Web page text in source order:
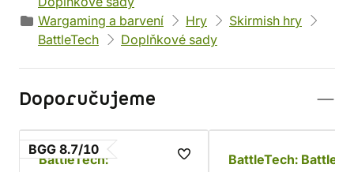
Wargaming a barvení
Hry
Skirmish hry
BattleTech
Doplňkové sady
Doporučujeme
BGG 8.7/10
BattleTech:
BattleTech: